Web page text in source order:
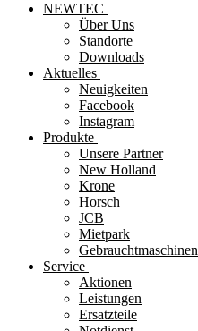
NEWTEC
Über Uns
Standorte
Downloads
Aktuelles
Neuigkeiten
Facebook
Instagram
Produkte
Unsere Partner
New Holland
Krone
Horsch
JCB
Mietpark
Gebrauchtmaschinen
Service
Aktionen
Leistungen
Ersatzteile